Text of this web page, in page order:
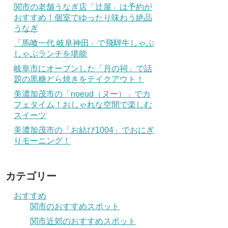
関市の老舗うなぎ店「辻屋」は予約が
おすすめ！個室でゆったり味わう絶品
うなぎ
「馬喰一代 岐阜神田」で飛騨牛しゃぶ
しゃぶランチを堪能
岐阜市にオープンした「月の祠」で話
題の黒糖どら焼きをテイクアウト！
美濃加茂市の「noeud（ヌー）」でカ
フェタイム！おしゃれな空間で楽しむ
スイーツ
美濃加茂市の「お結び1004」でおにぎ
りモーニング！
カテゴリー
おすすめ
関市のおすすめスポット
関市近郊のおすすめスポット